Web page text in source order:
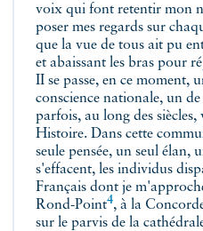
voix qui font retentir mon
poser mes regards sur
que la vue de tous ait pu
et abaissant les bras pour
II se passe, en ce moment,
conscience nationale, un de
parfois, au long des
Histoire. Dans cette
seule pensée, un seul élan,
s'effacent, les individus
Français dont je
Rond-Point4, à la
sur le parvis de la